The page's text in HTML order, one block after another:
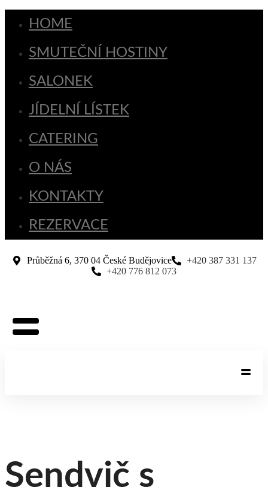
HOME
SMUTEČNÍ HOSTINY
SALONEK
JÍDELNÍ LÍSTEK
CATERING
O NÁS
KONTAKTY
REZERVACE
Průběžná 6, 370 04 České Budějovice
+420 387 331 137
+420 776 812 073
Sendvič s